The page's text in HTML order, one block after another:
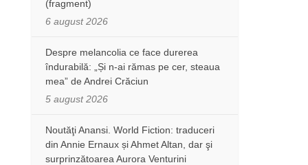
(fragment)
6 august 2026
Despre melancolia ce face durerea
îndurabilă: „Și n-ai rămas pe cer, steaua
mea” de Andrei Crăciun
5 august 2026
Noutăţi Anansi. World Fiction: traduceri
din Annie Ernaux și Ahmet Altan, dar şi
surprinzătoarea Aurora Venturini